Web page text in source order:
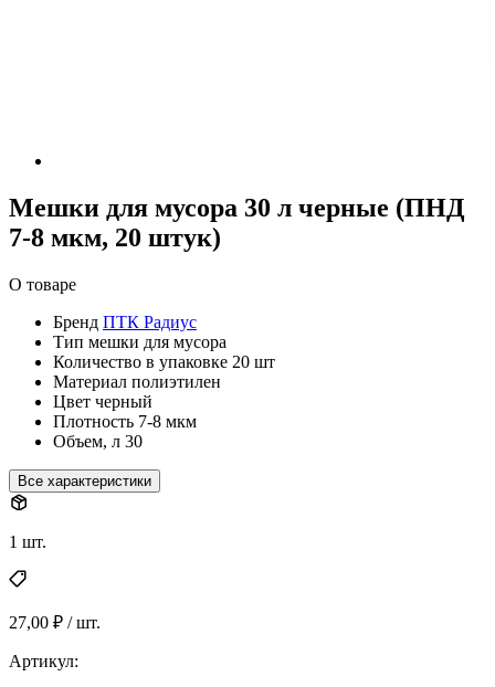
Мешки для мусора 30 л черные (ПНД
7-8 мкм, 20 штук)
О товаре
Бренд ПТК Радиус
Тип мешки для мусора
Количество в упаковке 20 шт
Материал полиэтилен
Цвет черный
Плотность 7-8 мкм
Объем, л 30
Все характеристики
1 шт.
27,00 ₽ / шт.
Артикул: